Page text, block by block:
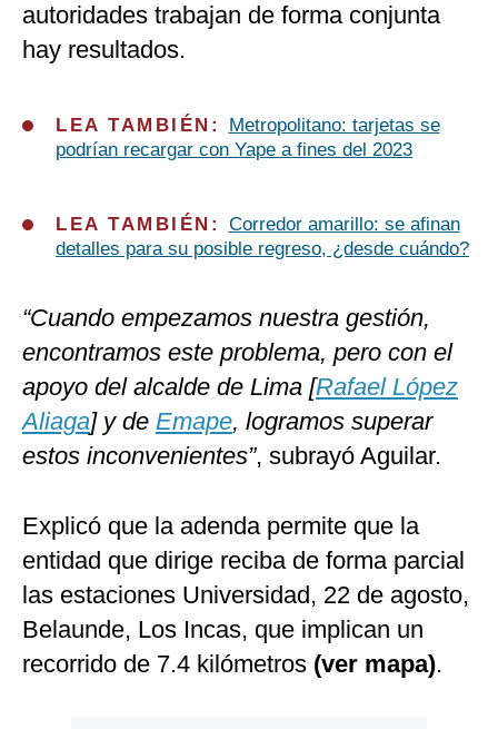
autoridades trabajan de forma conjunta
hay resultados.
LEA TAMBIÉN:
Metropolitano: tarjetas se
podrían recargar con Yape a fines del 2023
LEA TAMBIÉN: Corredor amarillo: se afinan
detalles para su posible regreso, ¿desde cuándo?
“Cuando empezamos nuestra gestión,
encontramos este problema, pero con el
apoyo del alcalde de Lima [Rafael López
Aliaga] y de Emape, logramos superar
estos inconvenientes”, subrayó Aguilar.
Explicó que la adenda permite que la
entidad que dirige reciba de forma parcial
las estaciones Universidad, 22 de agosto,
Belaunde, Los Incas, que implican un
recorrido de 7.4 kilómetros (ver mapa).